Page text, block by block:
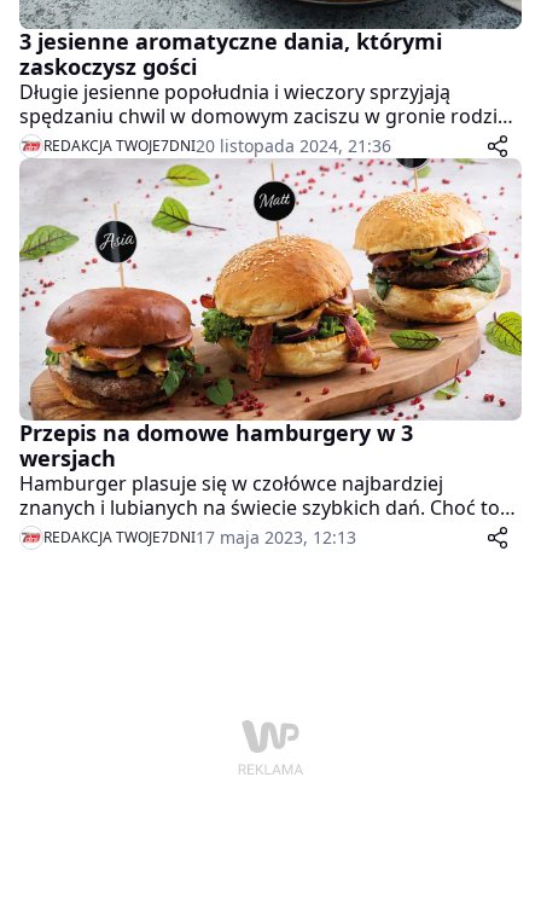
3 jesienne aromatyczne dania, którymi
zaskoczysz gości
Długie jesienne popołudnia i wieczory sprzyjają
spędzaniu chwil w domowym zaciszu w gronie rodziny
oraz przyjaciół. Ważnym elementem budującym
atmosferę takich spotkań jest to, co znajdzie się na
stole. Szukasz pomysłu na dania, które oddadzą klimat
tej pory roku, a do tego zachwycą podniebienia oraz
oczy twoich gości? Mamy sprawdzone propozycje!
REDAKCJA TWOJE7DNI20 listopada 2024, 21:36
Przepis na domowe hamburgery w 3
wersjach
Hamburger plasuje się w czołówce najbardziej
znanych i lubianych na świecie szybkich dań. Choć to
punkt obowiązkowy w menu restauracji typu fast
food, tak naprawdę nic nie stoi na przeszkodzie, żeby
REDAKCJA TWOJE7DNI17 maja 2023, 12:13